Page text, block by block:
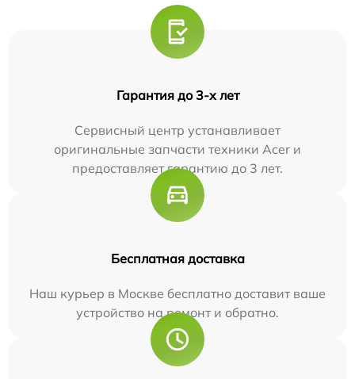
Гарантия до 3-х лет
Сервисный центр устанавливает
оригинальные запчасти техники Acer и
предоставляет гарантию до 3 лет.
Бесплатная доставка
Наш курьер в Москве бесплатно доставит ваше
устройство на ремонт и обратно.